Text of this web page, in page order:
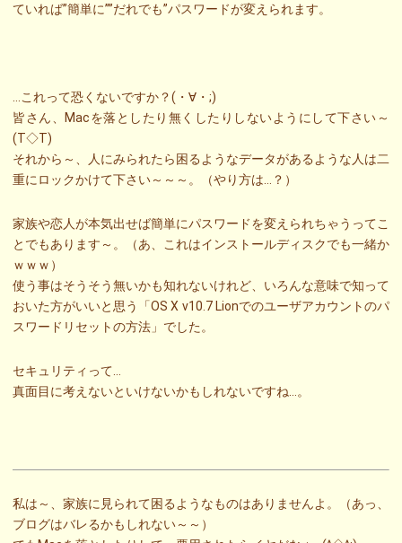
ていれば”簡単に””だれでも”パスワードが変えられます。
…これって恐くないですか？(・∀・;)
皆さん、Macを落としたり無くしたりしないようにして下さい～
(T◇T)
それから～、人にみられたら困るようなデータがあるような人は二
重にロックかけて下さい～～～。（やり方は…？）
家族や恋人が本気出せば簡単にパスワードを変えられちゃうってこ
とでもあります～。（あ、これはインストールディスクでも一緒か
ｗｗｗ）
使う事はそうそう無いかも知れないけれど、いろんな意味で知って
おいた方がいいと思う「OS X v10.7 Lionでのユーザアカウントのパ
スワードリセットの方法」でした。
セキュリティって…
真面目に考えないといけないかもしれないですね…。
私は～、家族に見られて困るようなものはありませんよ。（あっ、
ブログはバレるかもしれない～～）